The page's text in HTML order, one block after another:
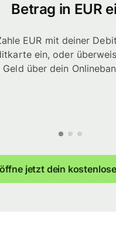
Betrag in EUR
EUR mit deiner
ein, oder
Geld über dein
jetzt dein